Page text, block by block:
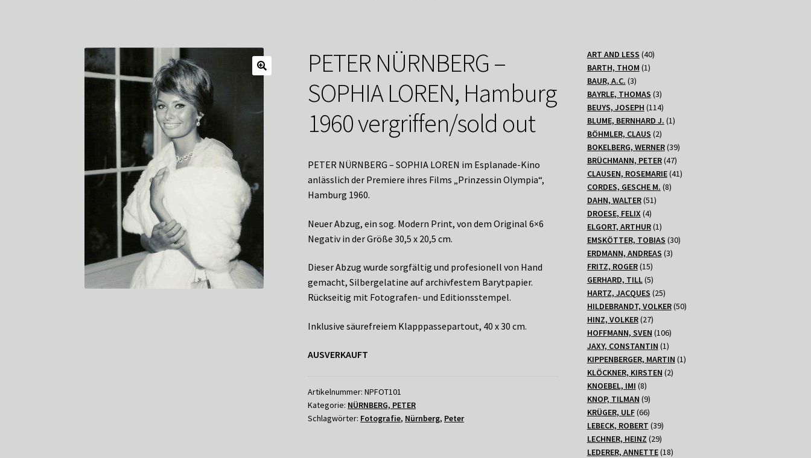
PETER NÜRNBERG –
SOPHIA LOREN, Hamburg
1960 vergriffen/sold out
PETER NÜRNBERG – SOPHIA LOREN im Esplanade-Kino
anlässlich der Premiere ihres Films „Prinzessin Olympia“,
Hamburg 1960.
Neuer Abzug, ein sog. Modern Print, von dem Original 6×6
Negativ in der Größe 30,5 x 20,5 cm.
Dieser Abzug wurde sorgfältig und profesionell von Hand
gemacht, Silbergelatine auf archivfestem Barytpapier.
Rückseitig mit Fotografen- und Editionsstempel.
Inklusive säurefreiem Klapppassepartout, 40 x 30 cm.
AUSVERKAUFT
Artikelnummer:NPFOT101
Kategorie: NÜRNBERG, PETER
Schlagwörter: Fotografie, Nürnberg, Peter
ART AND LESS 4040
BARTH, THOM 11
BAUR, A.C. 33
Produkte
BAYRLE, THOMAS 33
Produkte
BEUYS, JOSEPH 114114
Produkte
BLUME, BERNHARD J. 11
BÖHMLER, CLAUS 22
Produkte
BOKELBERG, WERNER 3939
BRÜCHMANN, PETER 4747
Produkte
CLAUSEN, ROSEMARIE 4141
CORDES, GESCHE M. 88
DAHN, WALTER 5151
DROESE, FELIX 44
Produkte
ELGORT, ARTHUR 11
Produkt
EMSKÖTTER, TOBIAS 3030
ERDMANN, ANDREAS 33
FRITZ, ROGER 1515
Produkte
GERHARD, TILL 55
Produkte
HARTZ, JACQUES 2525
Produkte
HILDEBRANDT, VOLKER 5050
HINZ, VOLKER 2727
Produkte
HOFFMANN, SVEN 106106
Produkte
JAXY, CONSTANTIN 11
Produkt
KIPPENBERGER, MARTIN 11
KLÖCKNER, KIRSTEN 22
KNOEBEL, IMI 88
Produkte
KNOP, TILMAN 99
Produkte
KRÜGER, ULF 6666
Produkte
LEBECK, ROBERT 3939
Produkte
LECHNER, HEINZ 2929
Produkte
LEDERER, ANNETTE 1818